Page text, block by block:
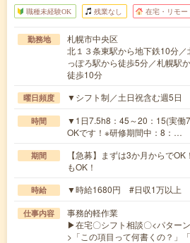
職種未経験OK 残業なし 在宅・リモー
勤務地
札幌市中央区
北１３条東駅から地下鉄10分
っぽろ駅から徒歩5分／札幌駅
徒歩10分
曜日頻度 ▼シフト制／土日祝含む週5日
時間
▼1日7.5h8：45～20：15(実働
OKです！※研修期間中：8：…
期間
【急募】まずは3か月からで
もOK！
時給 ▼時給1680円 #日収1万以上
仕事内容
事務的軽作業
▶在宅〇シフト相談〇<パター
>「この項目って何書くの？」